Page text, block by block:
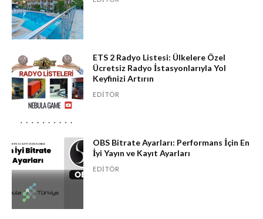
ETS 2 Radyo Listesi: Ülkelere Özel
Ücretsiz Radyo İstasyonlarıyla Yol
Keyfinizi Artırın
EDITÖR
OBS Bitrate Ayarları: Performans İçin En
İyi Yayın ve Kayıt Ayarları
EDITÖR